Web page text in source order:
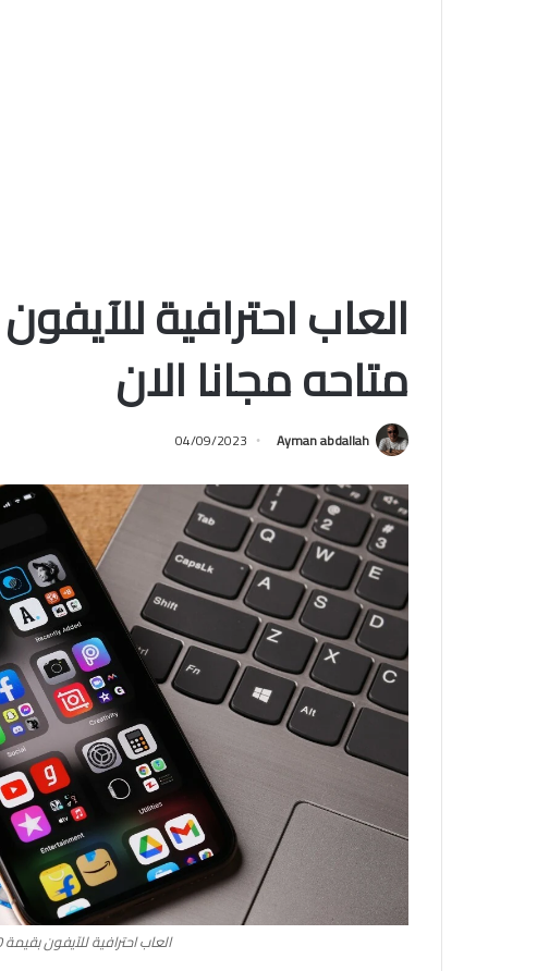
متاحه مجانا الان
Ayman abdallah
04/09/2023
العاب احترافية للآيفون بقيمة 50 دولار متاحه مجانا الان